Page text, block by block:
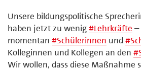
Unsere bildungspolitische
haben jetzt zu wenig#Lehrkräfte –
momentan #Schülerinnen und #
Kolleginnen und Kollegen an den #
Wir wollen, dass diese Maßnahme